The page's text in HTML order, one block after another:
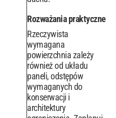
Rozważania praktyczne
Rzeczywista
wymagana
powierzchnia zależy
również od układu
paneli, odstępów
wymaganych do
konserwacji i
architektury